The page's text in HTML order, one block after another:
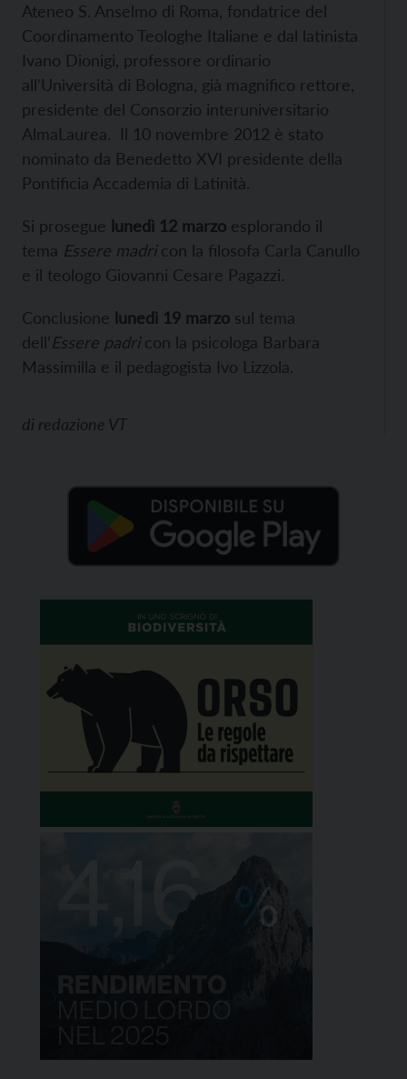
Ateneo S. Anselmo di Roma, fondatrice del
Coordinamento Teologhe Italiane e dal latinista
Ivano Dionigi, professore ordinario
all'Università di Bologna, già magnifico rettore,
presidente del Consorzio interuniversitario
AlmaLaurea. Il 10 novembre 2012 è stato
nominato da Benedetto XVI presidente della
Pontificia Accademia di Latinità.
Si prosegue lunedì 12 marzo esplorando il
tema Essere madricon la filosofa Carla Canullo
e il teologo Giovanni Cesare Pagazzi.
Conclusione lunedì 19 marzo sul tema
dell’Essere padricon la psicologa Barbara
Massimilla e il pedagogista Ivo Lizzola.
di redazione VT